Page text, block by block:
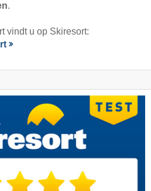
.
vindt u op Skiresort: